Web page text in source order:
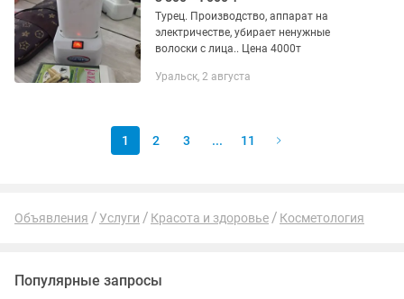
Турец. Производство, аппарат на
электричестве, убирает ненужные
волоски с лица.. Цена 4000т
Уральск, 2 августа
1 2 3 ... 11
Объявления Услуги Красота и здоровье Косметология
Популярные запросы